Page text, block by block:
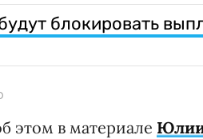
блокировать
этом в материале